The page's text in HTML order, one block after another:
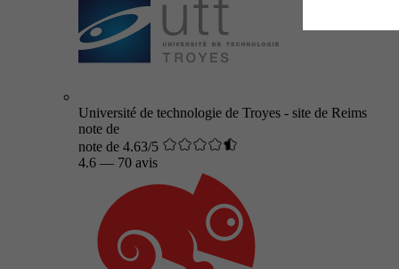
Université de technologie de Troyes - site de Reims
note de
note de 4.63/5
4.6 — 70 avis